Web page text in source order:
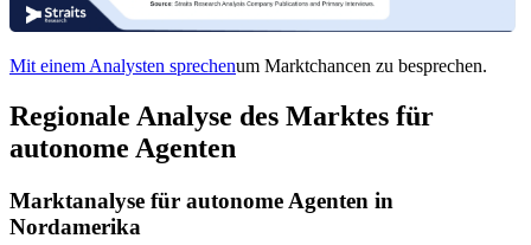
Mit einem Analysten sprechenum Marktchancen zu besprechen.
Regionale Analyse des Marktes für
autonome Agenten
Marktanalyse für autonome Agenten in
Nordamerika